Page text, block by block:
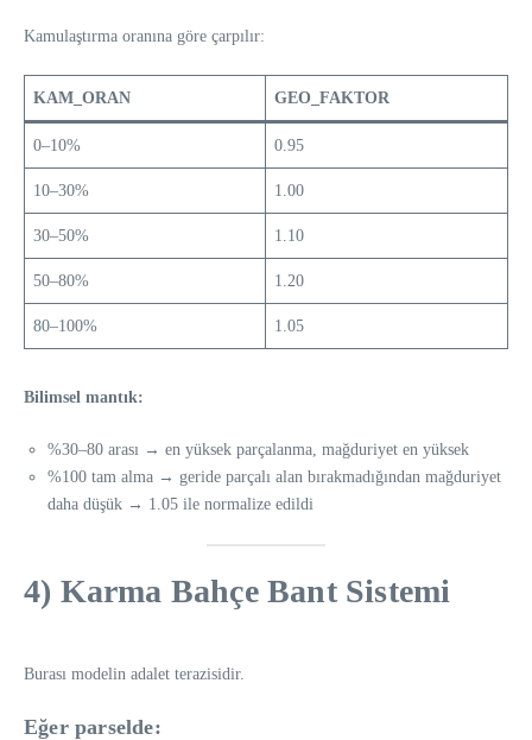
Kamulaştırma oranına göre çarpılır:
KAM_ORAN GEO_FAKTOR
0–10% 0.95
10–30% 1.00
30–50% 1.10
50–80% 1.20
80–100% 1.05
Bilimsel mantık:
%30–80 arası → en yüksek parçalanma, mağduriyet en yüksek
%100 tam alma → geride parçalı alan bırakmadığından mağduriyet
daha düşük → 1.05 ile normalize edildi
4) Karma Bahçe Bant Sistemi
Burası modelin adalet terazisidir.
Eğer parselde: